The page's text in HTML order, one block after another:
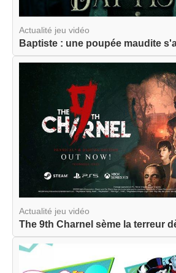
Actualité jeu vidéo
Baptiste : une poupée maudite
Actualité jeu vidéo
The 9th Charnel sème la terreur